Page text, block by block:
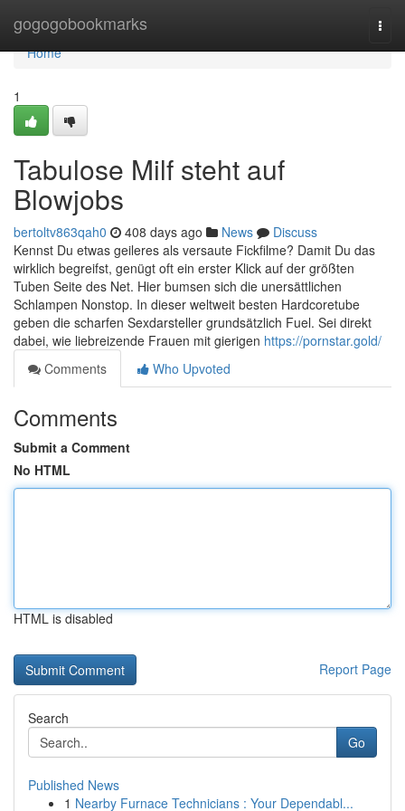
gogogobookmarks
Home
Home
1
Tabulose Milf steht auf
Blowjobs
bertoltv863qah0 408 days ago News
Discuss
Kennst Du etwas geileres als versaute Fickfilme? Damit Du das
wirklich begreifst, genügt oft ein erster Klick auf der größten
Tuben Seite des Net. Hier bumsen sich die unersättlichen
Schlampen Nonstop. In dieser weltweit besten Hardcoretube
geben die scharfen Sexdarsteller grundsätzlich Fuel. Sei direkt
dabei, wie liebreizende Frauen mit gierigen https://pornstar.gold/
Comments
Who Upvoted
Comments
Submit a Comment
No HTML
HTML is disabled
Report Page
Search
Go
Published News
1 Nearby Furnace Technicians : Your Dependabl...